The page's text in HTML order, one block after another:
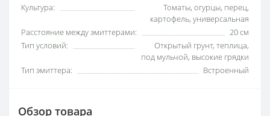
Культура:
Томаты, огурцы, перец,
картофель, универсальная
Расстояние между эмиттерами:
20 см
Тип условий:
Открытый грунт, теплица,
под мульчой, высокие грядки
Тип эмиттера:
Встроенный
Обзор товара